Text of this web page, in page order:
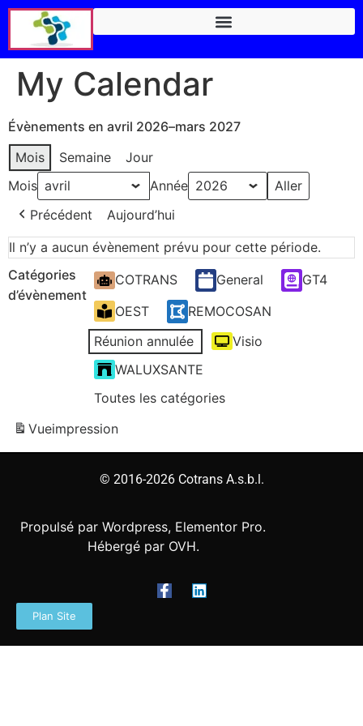
My Calendar
Évènements en avril 2026–mars 2027
Mois
Semaine
Jour
Mois
Année
Précédent
Aujourd’hui
Il n’y a aucun évènement prévu pour cette période.
Catégories
d’évènement
COTRANS General
GT4
OEST
REMOCOSAN
Réunion annulée
Visio
WALUXSANTE
Toutes les catégories
Vueimpression
© 2016-2026 Cotrans A.s.b.l.
Propulsé par Wordpress, Elementor Pro.
Hébergé par OVH.
Plan Site